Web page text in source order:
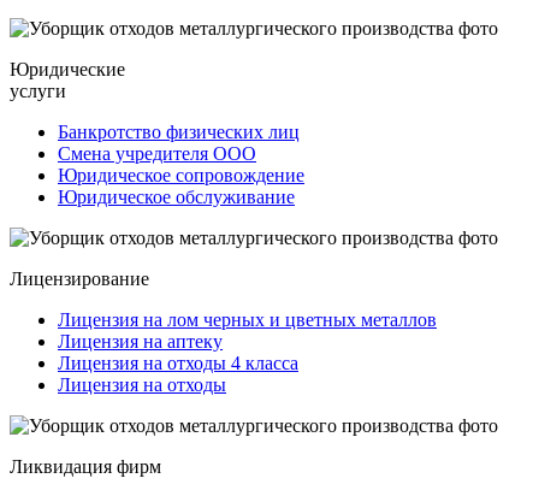
Юридические
услуги
Банкротство физических лиц
Смена учредителя ООО
Юридическое сопровождение
Юридическое обслуживание
Лицензирование
Лицензия на лом черных и цветных металлов
Лицензия на аптеку
Лицензия на отходы 4 класса
Лицензия на отходы
Ликвидация фирм